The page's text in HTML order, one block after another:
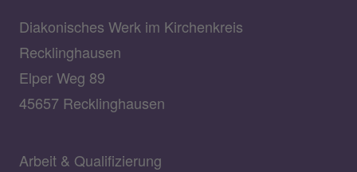
Diakonisches Werk im Kirchenkreis
Recklinghausen
Elper Weg 89
45657 Recklinghausen
Arbeit & Qualifizierung